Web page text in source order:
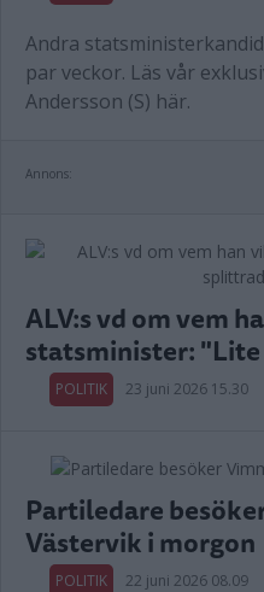
Andra
par veckor. Läs vår
Andersson (S) här.
Annons:
ALV:s vd om vem
statsminister:
POLITIK 23 juni 2026 15.30
Partiledare
Västervik i morgon
POLITIK 22 juni 2026 08.09